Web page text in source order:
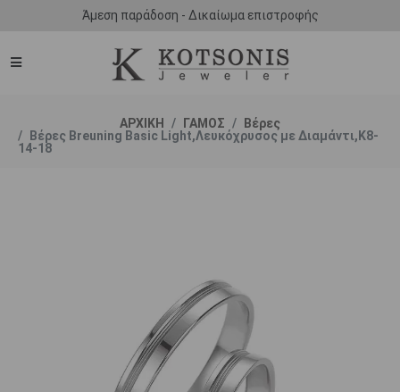
Άμεση παράδοση - Δικαίωμα επιστροφής
ΑΡΧΙΚΗ ΓΑΜΟΣ
Βέρες
Βέρες Breuning Basic Light,Λευκόχρυσος με Διαμάντι,Κ8-
14-18